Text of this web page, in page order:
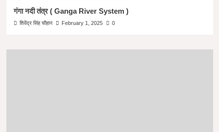
गंगा नदी तंत्र ( Ganga River System )
शिवेंद्र सिंह चौहान February 1, 2025 0